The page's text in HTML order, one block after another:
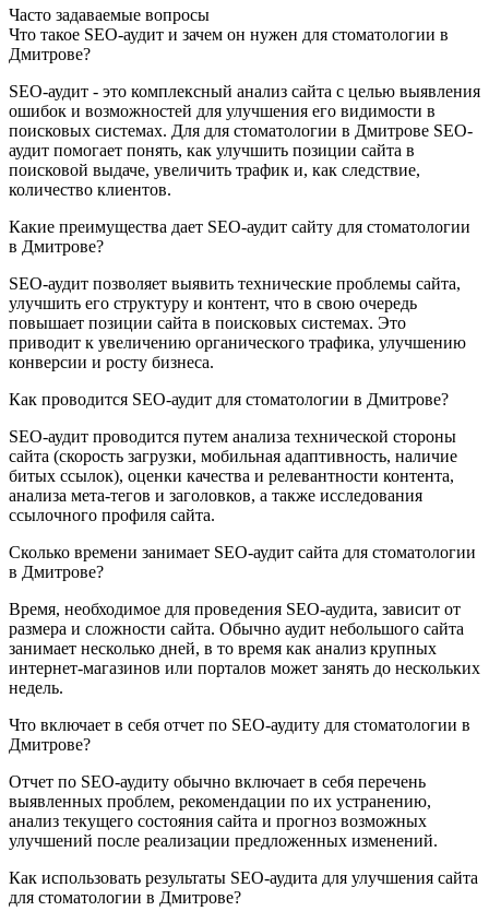
Часто задаваемые вопросы
Что такое SEO-аудит и зачем он нужен для стоматологии в
Дмитрове?
SEO-аудит - это комплексный анализ сайта с целью выявления
ошибок и возможностей для улучшения его видимости в
поисковых системах. Для для стоматологии в Дмитрове SEO-
аудит помогает понять, как улучшить позиции сайта в
поисковой выдаче, увеличить трафик и, как следствие,
количество клиентов.
Какие преимущества дает SEO-аудит сайту для стоматологии
в Дмитрове?
SEO-аудит позволяет выявить технические проблемы сайта,
улучшить его структуру и контент, что в свою очередь
повышает позиции сайта в поисковых системах. Это
приводит к увеличению органического трафика, улучшению
конверсии и росту бизнеса.
Как проводится SEO-аудит для стоматологии в Дмитрове?
SEO-аудит проводится путем анализа технической стороны
сайта (скорость загрузки, мобильная адаптивность, наличие
битых ссылок), оценки качества и релевантности контента,
анализа мета-тегов и заголовков, а также исследования
ссылочного профиля сайта.
Сколько времени занимает SEO-аудит сайта для стоматологии
в Дмитрове?
Время, необходимое для проведения SEO-аудита, зависит от
размера и сложности сайта. Обычно аудит небольшого сайта
занимает несколько дней, в то время как анализ крупных
интернет-магазинов или порталов может занять до нескольких
недель.
Что включает в себя отчет по SEO-аудиту для стоматологии в
Дмитрове?
Отчет по SEO-аудиту обычно включает в себя перечень
выявленных проблем, рекомендации по их устранению,
анализ текущего состояния сайта и прогноз возможных
улучшений после реализации предложенных изменений.
Как использовать результаты SEO-аудита для улучшения сайта
для стоматологии в Дмитрове?